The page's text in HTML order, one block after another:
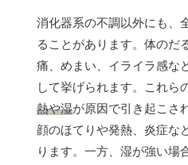
消化器系の不調以外にも、
ることがあります。体のだ
痛、めまい、イライラ感な
して挙げられます。これら
熱や湿が原因で引き起こさ
顔のほてりや発熱、炎症な
ります。一方、湿が強い場